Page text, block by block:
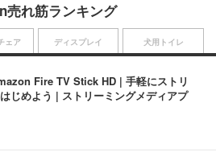
売れ筋ランキング
Fire TV Stick HD | 手軽にストリ
じめよう | ストリーミングメディアプ
ェア ディスプレイ 犬用トイレ